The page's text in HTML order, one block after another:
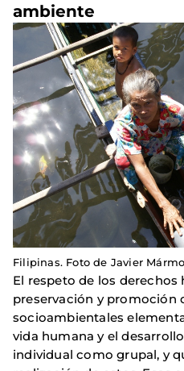
ambiente
Filipinas. Foto de Javier
El respeto de los
preservación y promoción
socioambientales
vida humana y el
individual como grupal, y